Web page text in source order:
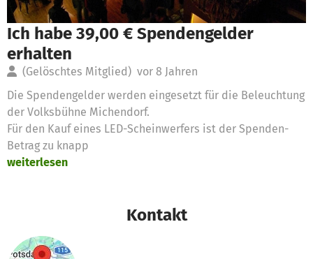
Ich habe 39,00 € Spendengelder
erhalten
(Gelöschtes Mitglied) vor 8 Jahren
Die Spendengelder werden eingesetzt für die Beleuchtung
der Volksbühne Michendorf.
Für den Kauf eines LED-Scheinwerfers ist der Spenden-
Betrag zu knapp
weiterlesen
Kontakt